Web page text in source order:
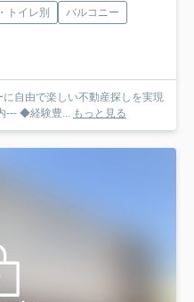
トイレ別
バルコニー
に自由で楽しい不動産探しを実現
--- ◆経験豊... もっと見る